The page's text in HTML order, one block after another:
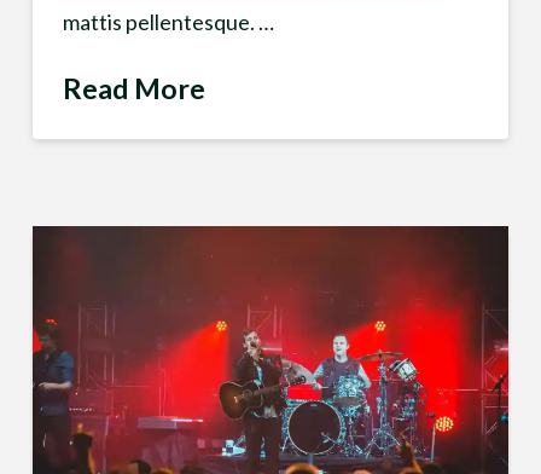
mattis pellentesque. …
Read More